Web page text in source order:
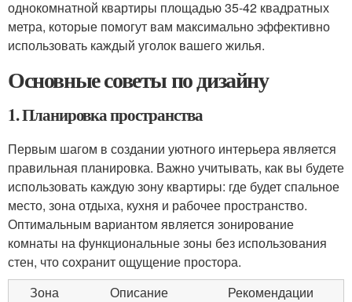
однокомнатной квартиры площадью 35-42 квадратных
метра, которые помогут вам максимально эффективно
использовать каждый уголок вашего жилья.
Основные советы по дизайну
1. Планировка пространства
Первым шагом в создании уютного интерьера является
правильная планировка. Важно учитывать, как вы будете
использовать каждую зону квартиры: где будет спальное
место, зона отдыха, кухня и рабочее пространство.
Оптимальным вариантом является зонирование
комнаты на функциональные зоны без использования
стен, что сохранит ощущение простора.
Зона
Описание
Рекомендации